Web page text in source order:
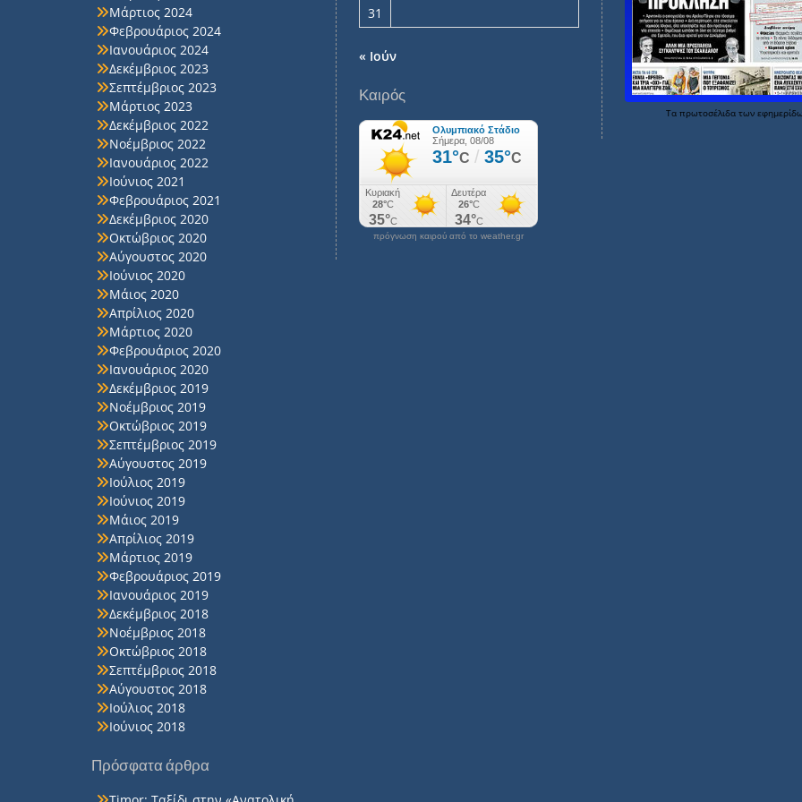
Μάρτιος 2024
Φεβρουάριος 2024
Ιανουάριος 2024
Δεκέμβριος 2023
Σεπτέμβριος 2023
Μάρτιος 2023
Δεκέμβριος 2022
Νοέμβριος 2022
Ιανουάριος 2022
Ιούνιος 2021
Φεβρουάριος 2021
Δεκέμβριος 2020
Οκτώβριος 2020
Αύγουστος 2020
Ιούνιος 2020
Μάιος 2020
Απρίλιος 2020
Μάρτιος 2020
Φεβρουάριος 2020
Ιανουάριος 2020
Δεκέμβριος 2019
Νοέμβριος 2019
Οκτώβριος 2019
Σεπτέμβριος 2019
Αύγουστος 2019
Ιούλιος 2019
Ιούνιος 2019
Μάιος 2019
Απρίλιος 2019
Μάρτιος 2019
Φεβρουάριος 2019
Ιανουάριος 2019
Δεκέμβριος 2018
Νοέμβριος 2018
Οκτώβριος 2018
Σεπτέμβριος 2018
Αύγουστος 2018
Ιούλιος 2018
Ιούνιος 2018
Πρόσφατα άρθρα
31
« Ιούν
Καιρός
πρόγνωση καιρού από το weather.gr
Τα πρωτοσέλιδα των